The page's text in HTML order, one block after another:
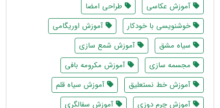
آموزش عکاسی
طراحی امضا
خوشنویسی با خودکار
آموزش اوریگامی
سیاه مشق
آموزش شمع سازی
مجسمه سازی
آموزش مکرومه بافی
آموزش خط نستعلیق
آموزش سیاه قلم
آموزش چرم دوزی
آموزش سفالگری